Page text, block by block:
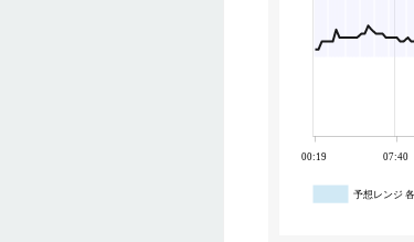
00:19 07:40
予想レンジ